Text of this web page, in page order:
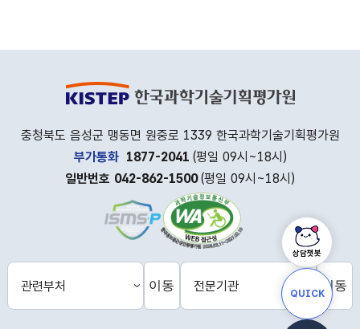
상담챗봇
QUICK
충청북도 음성군 맹동면 원중로 1339 한국과학기술기획평가원
부가통화 1877-2041 (평일 09시~18시)
일반번호 042-862-1500 (평일 09시~18시)
부
이동
기
이동